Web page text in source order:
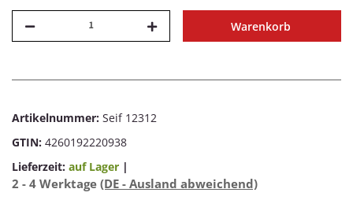
Warenkorb
Artikelnummer: Seif 12312
GTIN: 4260192220938
Lieferzeit: auf Lager |
2 - 4 Werktage (DE - Ausland abweichend)